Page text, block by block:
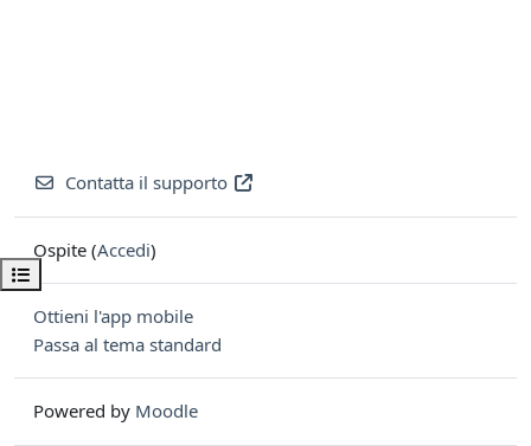
Apri indice del corso
Contatta il supporto
Ospite (Accedi)
Ottieni l'app mobile
Passa al tema standard
Powered by Moodle